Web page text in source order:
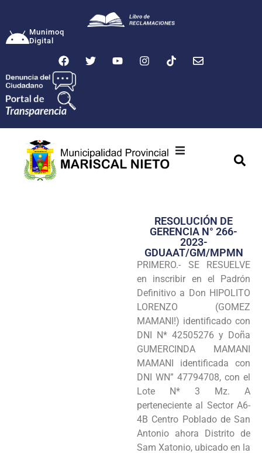
Munimoq
Digital
Transparencia
Seguridad
Programas
Intranet
RESOLUCIÓN DE
GERENCIA N° 266-
2023-
GDUAAT/GM/MPMN
PRIMERO.- SE RESUELVE
en inscribir en el Padrón
Definitivo a Don HIPOLITO
LORENZO (GOMEZ
MAMANI!) identificado con
DNI N* 42505276 y Doña
GUMERCINDA MAMANI
MAMANI identificada con
DNI WN” 47794708, con el
Lote N* 3 Mz. A
perteneciente al Sector A6-
4B Centro Poblado de San
Antonio ahora Distrito de
Sam Xatonio, ubicado en la